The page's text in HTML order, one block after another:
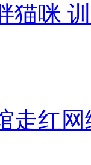
猫咪
走红网